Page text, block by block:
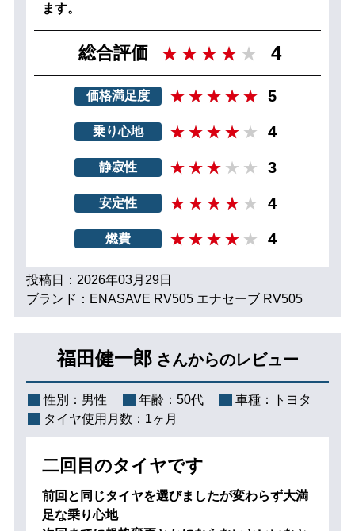
ます。
総合評価 4
価格満足度 5
乗り心地 4
静寂性 3
安定性 4
燃費 4
投稿日：2026年03月29日
ブランド：ENASAVE RV505 エナセーブ RV505
福田健一郎 さんからのレビュー
性別： 男性 年齢： 50代 車種：
トヨタ
タイヤ使用月数： 1ヶ月
二回目のタイヤです
前回と同じタイヤを選びましたが変わらず大満
足な乗り心地